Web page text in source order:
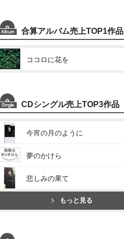
合算アルバム売上TOP1作品
ココロに花を
CDシングル売上TOP3作品
今宵の月のように
夢のかけら
悲しみの果て
もっと見る